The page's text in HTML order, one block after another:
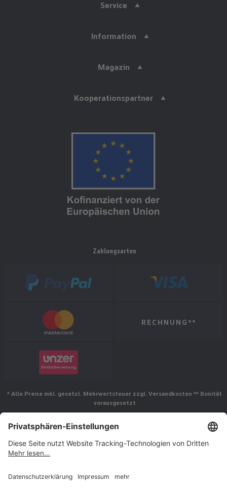
Service
Information
Magazin
Kooperationspartner
Zahlungsarten
RECHNUNG**
* Alle Preise inkl. gesetzl. Mehrwertsteuer zzgl. Versandkosten ** Bonität
vorausgesetzt
Folgen Sie uns